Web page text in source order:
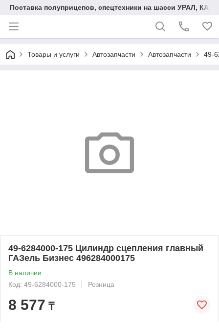
Поставка полуприцепов, спецтехники на шасси УРАЛ,
Товары и услуги Автозапчасти Автозапчасти 49-
49-6284000-175 Цилиндр сцепления главный
ГАЗель Бизнес 496284000175
В наличии
Код: 49-6284000-175
Розница
8 577 ₸